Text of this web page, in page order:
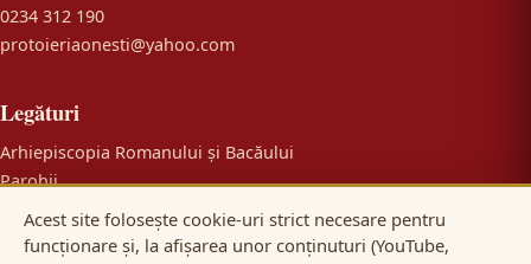
0234 312 190
protoieriaonesti@yahoo.com
Legături
Arhiepiscopia Romanului și Bacăului
Parohii
Colportaj
Acest site folosește cookie-uri strict necesare pentru
funcționare și, la afișarea unor conținuturi (YouTube,